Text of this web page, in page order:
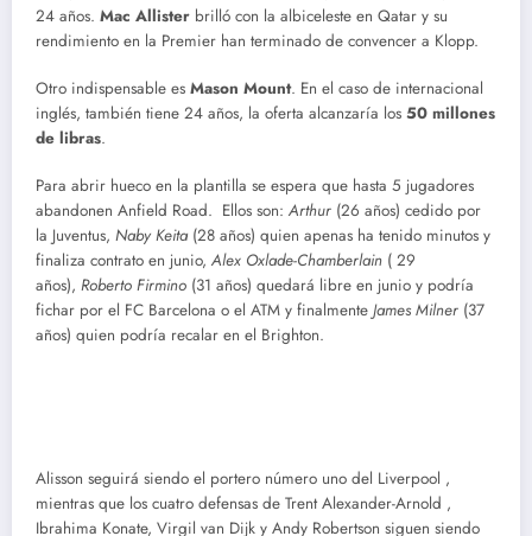
24 años. Mac Allister brilló con la albiceleste en Qatar y su
rendimiento en la Premier han terminado de convencer a Klopp.
Otro indispensable es Mason Mount. En el caso de internacional
inglés, también tiene 24 años, la oferta alcanzaría los 50 millones
de libras.
Para abrir hueco en la plantilla se espera que hasta 5 jugadores
abandonen Anfield Road. Ellos son: Arthur (26 años) cedido por
la Juventus, Naby Keita(28 años) quien apenas ha tenido minutos y
finaliza contrato en junio, Alex Oxlade-Chamberlain ( 29
años), Roberto Firmino (31 años) quedará libre en junio y podría
fichar por el FC Barcelona o el ATM y finalmente James Milner (37
años) quien podría recalar en el Brighton.
Alisson seguirá siendo el portero número uno del Liverpool ,
mientras que los cuatro defensas de Trent Alexander-Arnold ,
Ibrahima Konate, Virgil van Dijk y Andy Robertson siguen siendo